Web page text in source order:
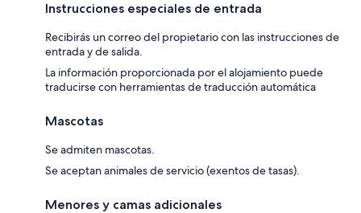
Instrucciones especiales de entrada
Recibirás un correo del propietario con las instrucciones de
entrada y de salida.
La información proporcionada por el alojamiento puede
traducirse con herramientas de traducción automática
Mascotas
Se admiten mascotas.
Se aceptan animales de servicio (exentos de tasas).
Menores y camas adicionales